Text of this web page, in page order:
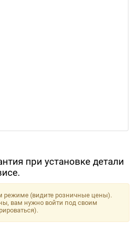
при установке детали
режиме (видите розничные цены).
вам нужно войти под своим